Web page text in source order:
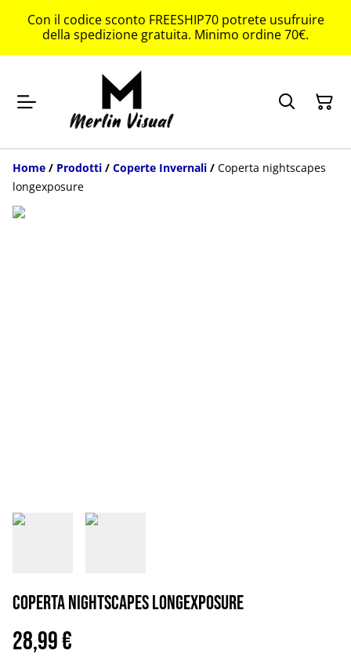
Con il codice sconto FREESHIP70 potrete usufruire
della spedizione gratuita. Minimo ordine 70€.
Home / Prodotti / Coperte Invernali / Coperta nightscapes
longexposure
Coperta nightscapes longexposure
28,99 €